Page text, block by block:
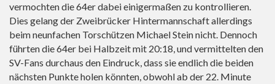
vermochten die 64er dabei einigermaßen zu kontrollieren.
Dies gelang der Zweibrücker Hintermannschaft allerdings
beim neunfachen Torschützen Michael Stein nicht. Dennoch
führten die 64er bei Halbzeit mit 20:18, und vermittelten den
SV-Fans durchaus den Eindruck, dass sie endlich die beiden
nächsten Punkte holen könnten, obwohl ab der 22. Minute